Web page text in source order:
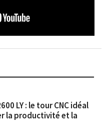
LY : le tour CNC idéal
la productivité et la